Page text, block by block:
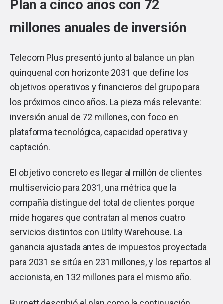
Plan a cinco años con 72
millones anuales de inversión
Telecom Plus presentó junto al balance un plan
quinquenal con horizonte 2031 que define los
objetivos operativos y financieros del grupo para
los próximos cinco años. La pieza más relevante:
inversión anual de 72 millones, con foco en
plataforma tecnológica, capacidad operativa y
captación.
El objetivo concreto es llegar al millón de clientes
multiservicio para 2031, una métrica que la
compañía distingue del total de clientes porque
mide hogares que contratan al menos cuatro
servicios distintos con Utility Warehouse. La
ganancia ajustada antes de impuestos proyectada
para 2031 se sitúa en 231 millones, y los repartos al
accionista, en 132 millones para el mismo año.